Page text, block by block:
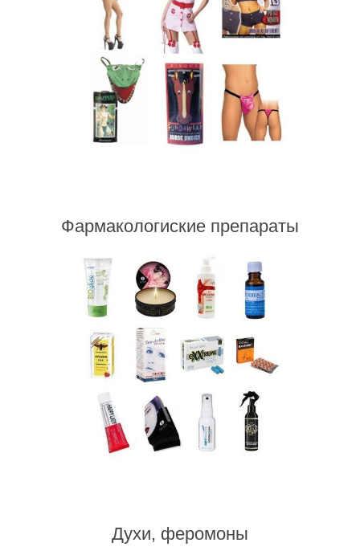
Фармакологиские препараты
Духи, феромоны